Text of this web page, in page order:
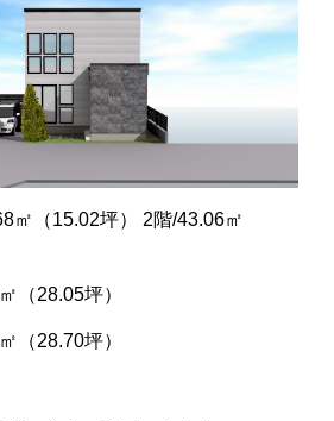
㎡（15.02坪） 2階/43.06㎡
（28.05坪）
（28.70坪）